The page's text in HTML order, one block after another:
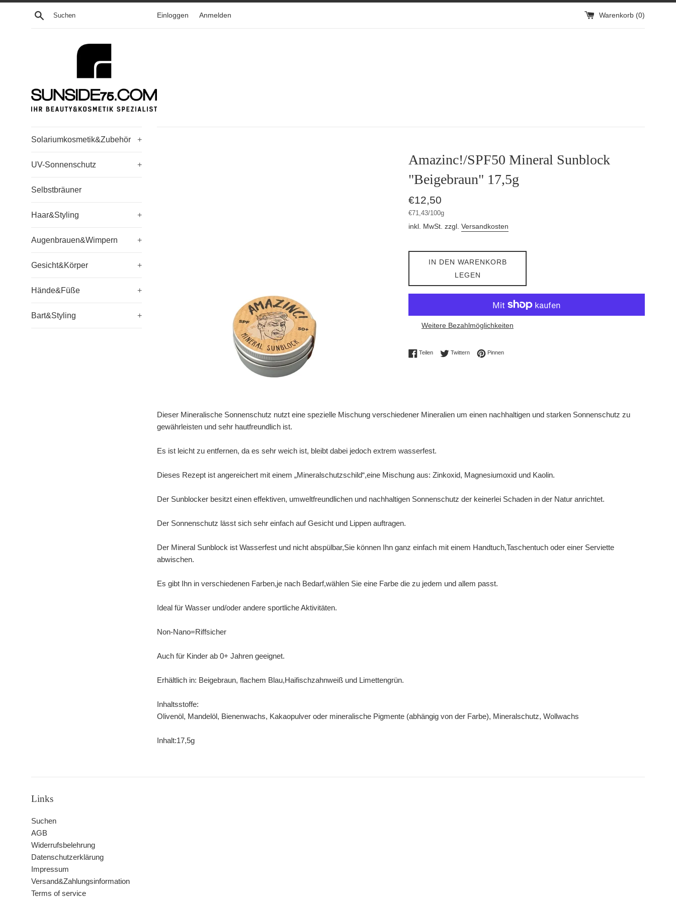
Direkt
Suchen Einloggen Anmelden Warenkorb (0)
Solariumkosmetik&Zubehör +
UV-Sonnenschutz +
Selbstbräuner
Haar&Styling +
Augenbrauen&Wimpern +
Gesicht&Körper +
Hände&Füße +
Bart&Styling +
Amazinc!/SPF50 Mineral Sunblock
"Beigebraun" 17,5g
Normaler
Preis
€12,50
Stückpreis
€71,43/pro
100g
inkl. MwSt. zzgl. Versandkosten
IN DEN WARENKORB
LEGEN
Weitere Bezahlmöglichkeiten
TeilenAuf Facebook teilen
TwitternAuf Twitter twittern
PinnenAuf Pinterest pinnen
Dieser Mineralische Sonnenschutz nutzt eine spezielle Mischung verschiedener Mineralien um einen nachhaltigen und starken Sonnenschutz zu
gewährleisten und sehr hautfreundlich ist.
Es ist leicht zu entfernen, da es sehr weich ist, bleibt dabei jedoch extrem wasserfest.
Dieses Rezept ist angereichert mit einem „Mineralschutzschild“,eine Mischung aus: Zinkoxid, Magnesiumoxid und Kaolin.
Der Sunblocker besitzt einen effektiven, umweltfreundlichen und nachhaltigen Sonnenschutz der keinerlei Schaden in der Natur anrichtet.
Der Sonnenschutz lässt sich sehr einfach auf Gesicht und Lippen auftragen.
Der Mineral Sunblock ist Wasserfest und nicht abspülbar,Sie können Ihn ganz einfach mit einem Handtuch,Taschentuch oder einer Serviette
abwischen.
Es gibt Ihn in verschiedenen Farben,je nach Bedarf,wählen Sie eine Farbe die zu jedem und allem passt.
Ideal für Wasser und/oder andere sportliche Aktivitäten.
Non-Nano=Riffsicher
Auch für Kinder ab 0+ Jahren geeignet.
Erhältlich in: Beigebraun, flachem Blau,Haifischzahnweiß und Limettengrün.
Inhaltsstoffe:
Olivenöl, Mandelöl, Bienenwachs, Kakaopulver oder mineralische Pigmente (abhängig von der Farbe), Mineralschutz, Wollwachs
Inhalt:17,5g
Links
Suchen
AGB
Widerrufsbelehrung
Datenschutzerklärung
Impressum
Versand&Zahlungsinformation
Terms of service